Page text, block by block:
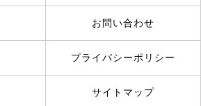
お問い合わせ
プライバシーポリシー
サイトマップ